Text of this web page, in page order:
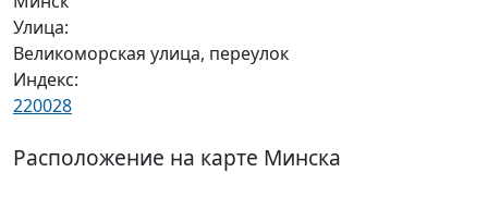
Улица:
Великоморская улица, переулок
Индекс:
220028
Расположение на карте Минска